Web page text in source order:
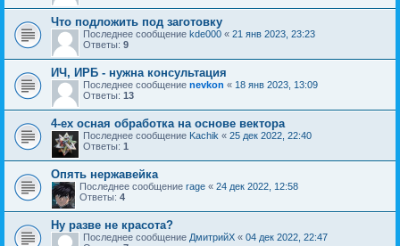
Что подложить под заготовку
Последнее сообщение kde000 « 21 янв 2023, 23:23
Ответы: 9
ИЧ, ИРБ - нужна консультация
Последнее сообщение nevkon « 18 янв 2023, 13:09
Ответы: 13
4-ех осная обработка на основе вектора
Последнее сообщение Kachik « 25 дек 2022, 22:40
Ответы: 1
Опять нержавейка
Последнее сообщение rage « 24 дек 2022, 12:58
Ответы: 4
Ну разве не красота?
Последнее сообщение ДмитрийХ « 04 дек 2022, 22:47